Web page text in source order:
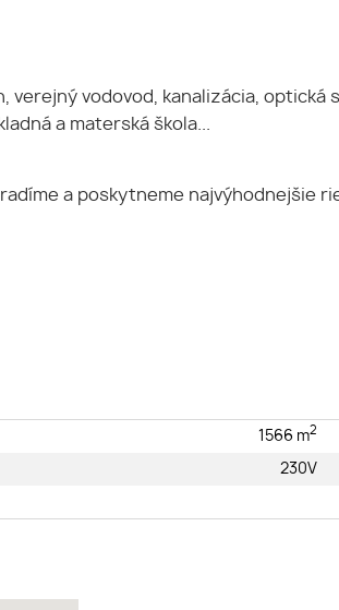
verejný vodovod, kanalizácia, optická
a materská škola...
a poskytneme najvýhodnejšie
1566 m2
230V